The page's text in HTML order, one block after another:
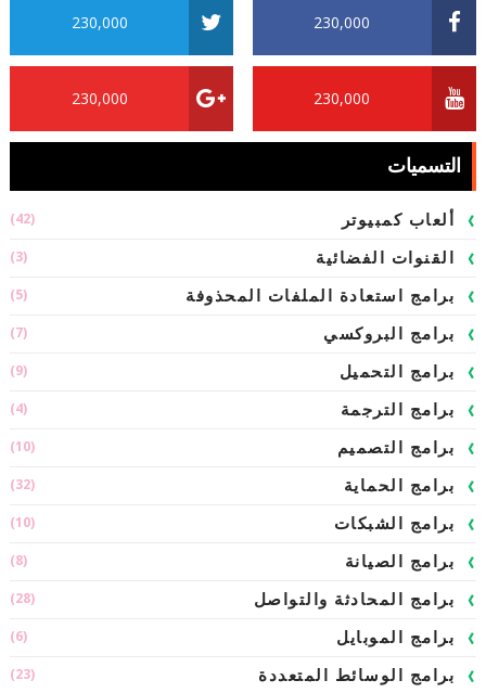
230,000
230,000
230,000
230,000
التسميات
ألعاب كمبيوتر (42)
القنوات الفضائية (3)
برامج استعادة الملفات المحذوفة (5)
برامج البروكسي (7)
برامج التحميل (9)
برامج الترجمة (4)
برامج التصميم (10)
برامج الحماية (32)
برامج الشبكات (10)
برامج الصيانة (8)
برامج المحادثة والتواصل (28)
برامج الموبايل (6)
برامج الوسائط المتعددة (23)